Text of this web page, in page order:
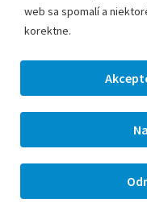
web sa spomalí a
korektne.